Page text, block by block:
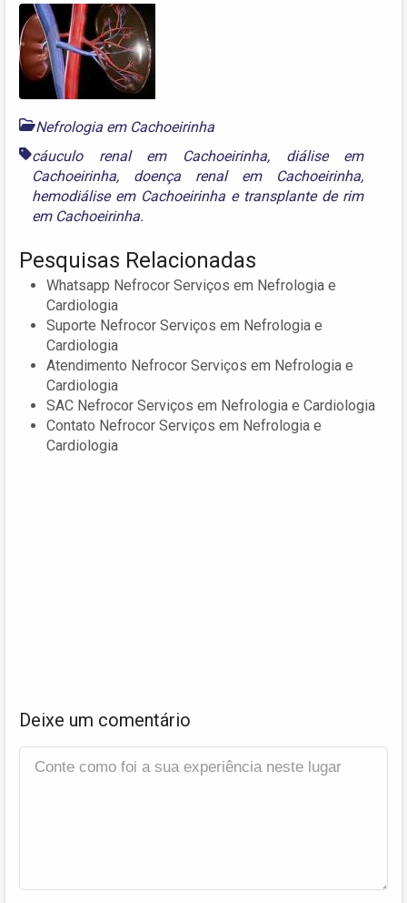
Nefrologia em Cachoeirinha
cáuculo renal em Cachoeirinha, diálise em
Cachoeirinha, doença renal em Cachoeirinha,
hemodiálise em Cachoeirinha e transplante de rim
em Cachoeirinha.
Pesquisas Relacionadas
Whatsapp Nefrocor Serviços em Nefrologia e
Cardiologia
Suporte Nefrocor Serviços em Nefrologia e
Cardiologia
Atendimento Nefrocor Serviços em Nefrologia e
Cardiologia
SAC Nefrocor Serviços em Nefrologia e Cardiologia
Contato Nefrocor Serviços em Nefrologia e
Cardiologia
Deixe um comentário